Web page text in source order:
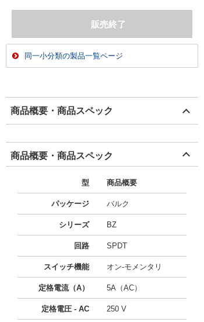
同一小分類の製品一覧ページ
商品概要・商品スペック
商品概要・商品スペック
型 商品概要
パッケージ バルク
シリーズ BZ
回路 SPDT
スイッチ機能 オン-モメンタリ
定格電流（A） 5A（AC）
定格電圧 - AC 250 V